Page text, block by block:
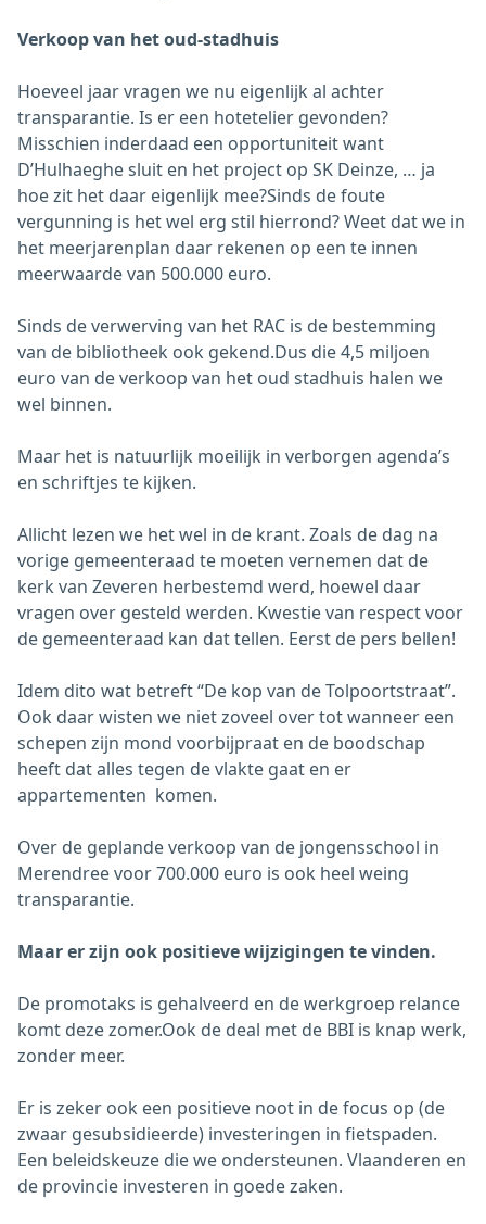
Verkoop van het oud-stadhuis
Hoeveel jaar vragen we nu eigenlijk al achter
transparantie. Is er een hotetelier gevonden?
Misschien inderdaad een opportuniteit want
D’Hulhaeghe sluit en het project op SK Deinze, … ja
hoe zit het daar eigenlijk mee?Sinds de foute
vergunning is het wel erg stil hierrond? Weet dat we in
het meerjarenplan daar rekenen op een te innen
meerwaarde van 500.000 euro.
Sinds de verwerving van het RAC is de bestemming
van de bibliotheek ook gekend.Dus die 4,5 miljoen
euro van de verkoop van het oud stadhuis halen we
wel binnen.
Maar het is natuurlijk moeilijk in verborgen agenda’s
en schriftjes te kijken.
Allicht lezen we het wel in de krant. Zoals de dag na
vorige gemeenteraad te moeten vernemen dat de
kerk van Zeveren herbestemd werd, hoewel daar
vragen over gesteld werden. Kwestie van respect voor
de gemeenteraad kan dat tellen. Eerst de pers bellen!
Idem dito wat betreft “De kop van de Tolpoortstraat”.
Ook daar wisten we niet zoveel over tot wanneer een
schepen zijn mond voorbijpraat en de boodschap
heeft dat alles tegen de vlakte gaat en er
appartementen komen.
Over de geplande verkoop van de jongensschool in
Merendree voor 700.000 euro is ook heel weing
transparantie.
Maar er zijn ook positieve wijzigingen te vinden.
De promotaks is gehalveerd en de werkgroep relance
komt deze zomer.Ook de deal met de BBI is knap werk,
zonder meer.
Er is zeker ook een positieve noot in de focus op (de
zwaar gesubsidieerde) investeringen in fietspaden.
Een beleidskeuze die we ondersteunen. Vlaanderen en
de provincie investeren in goede zaken.